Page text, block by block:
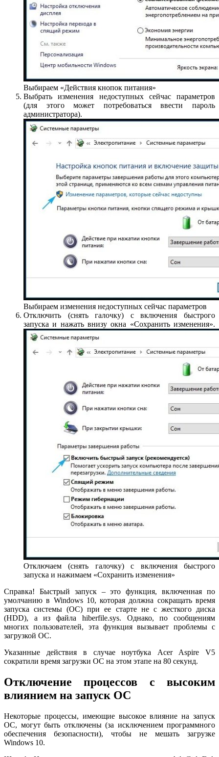
Выбираем «Действия кнопок питания»
Выбрать изменения недоступных сейчас параметров
(для этого может потребоваться ввести пароль
администратора).
Выбираем изменения недоступных сейчас параметров
Отключить (снять галочку) с включения быстрого
запуска и нажать внизу окна «Сохранить изменения».
Отключаем (снять галочку) с включения быстрого
запуска и нажимаем «Сохранить изменения»
Справка! Быстрый запуск – это функция, включенная по
умолчанию в Windows 10, которая должна сокращать время
запуска системы (ОС) при ее старте не с жесткого диска
(HDD), а из файла hiberfile.sys. Однако, по сообщениям
многих пользователей, эта функция вызывает проблемы с
загрузкой ОС.
Указанные действия в случае ноутбука Acer Aspire V5
сократили время загрузки ОС на этом этапе на 80 секунд.
Отключение процессов с высоким
влиянием на запуск ОС
Некоторые процессы, имеющие высокое влияние на запуск
ОС, могут быть отключены (за исключением программного
обеспечения безопасности), чтобы не мешать загрузке
Windows 10.